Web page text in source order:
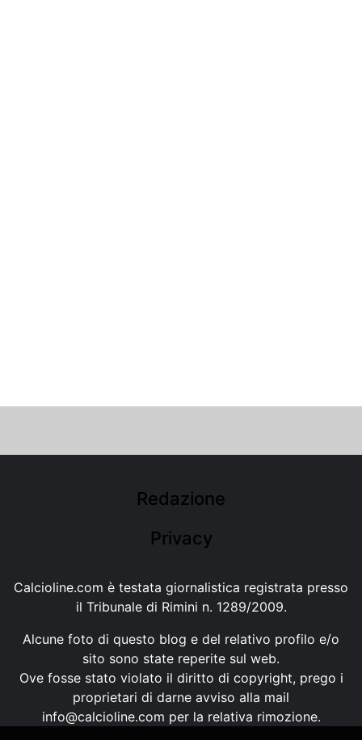
Redazione
Privacy
Calcioline.com è testata giornalistica registrata presso
il Tribunale di Rimini n. 1289/2009.
Alcune foto di questo blog e del relativo profilo e/o
sito sono state reperite sul web.
Ove fosse stato violato il diritto di copyright, prego i
proprietari di darne avviso alla mail
info@calcioline.com per la relativa rimozione.